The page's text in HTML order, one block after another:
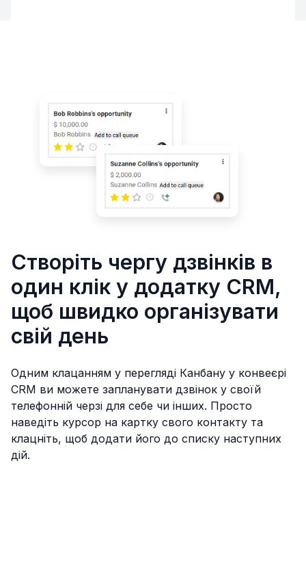
Створіть чергу дзвінків в
один клік у додатку CRM,
щоб швидко організувати
свій день
Одним клацанням у перегляді Канбану у конвеєрі
CRM ви можете запланувати дзвінок у своїй
телефонній черзі для себе чи інших. Просто
наведіть курсор на картку свого контакту та
клацніть, щоб додати його до списку наступних
дій.